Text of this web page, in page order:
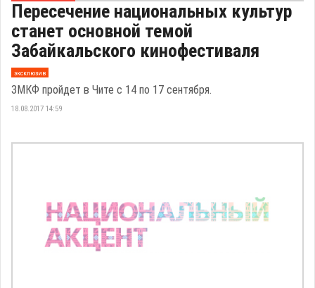
Пересечение национальных культур
станет основной темой
Забайкальского кинофестиваля
эксклюзив
ЗМКФ пройдет в Чите с 14 по 17 сентября.
18.08.2017 14:59